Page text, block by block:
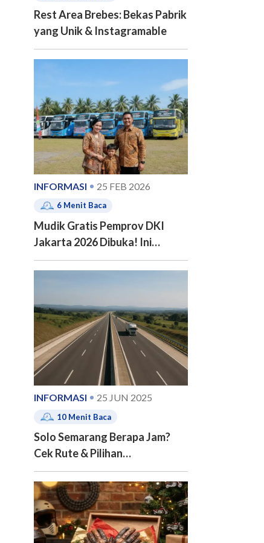
of contents
Rest Area Brebes: Bekas Pabrik
yang Unik & Instagramable
INFORMASI 25 FEB 2026
6 Menit Baca
Mudik Gratis Pemprov DKI
Jakarta 2026 Dibuka! Ini
Jadwal, 20 Kota Tujuan dan
Cara Pendaftarannya
INFORMASI 25 JUN 2025
10 Menit Baca
Solo Semarang Berapa Jam?
Cek Rute & Pilihan
Transportasinya